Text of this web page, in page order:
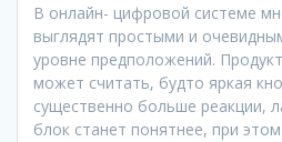
В онлайн- цифровой системе
выглядят простыми и
уровне предположений.
может считать, будто яркая
существенно больше реакции,
блок станет понятнее, при